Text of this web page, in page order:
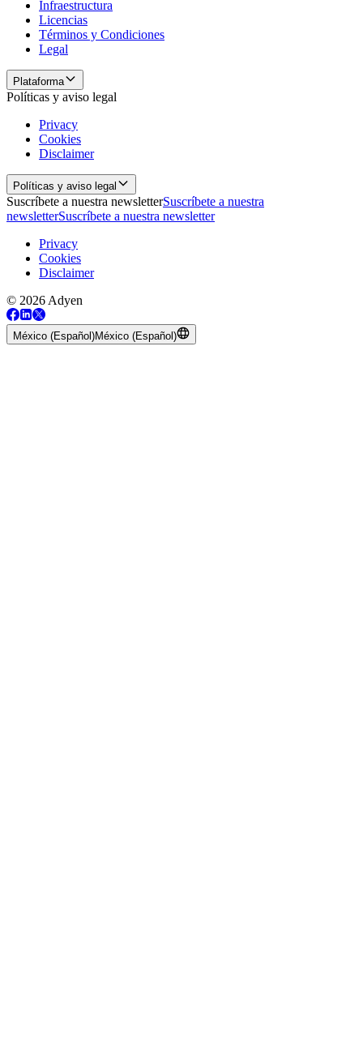
Infraestructura
Licencias
Términos y Condiciones
Legal
Plataforma
Políticas y aviso legal
Privacy
Cookies
Disclaimer
Políticas y aviso legal
Suscríbete a nuestra newsletterSuscríbete a nuestra
newsletterSuscríbete a nuestra newsletter
Privacy
Cookies
Disclaimer
© 2026 Adyen
México (Español)México (Español)